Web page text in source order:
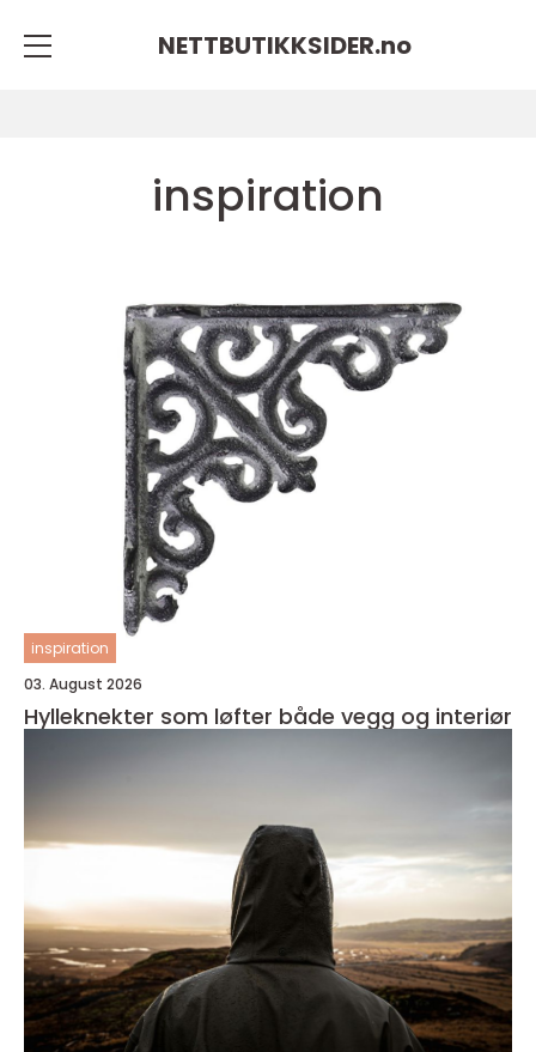
NETTBUTIKKSIDER.no
inspiration
inspiration
03. August 2026
Hylleknekter som løfter både vegg og interiør